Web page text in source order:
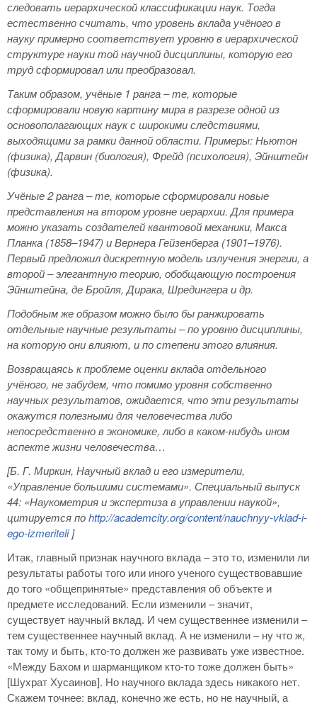
следовать иерархической классификации наук. Тогда
естественно считать, что уровень вклада учёного в
науку примерно соответствует уровню в иерархической
структуре науки той научной дисциплины, которую его
труд сформировал или преобразовал.
Таким образом, учёные 1 ранга – те, которые
сформировали новую картину мира в разрезе одной из
основополагающих наук с широкими следствиями,
выходящими за рамки данной области. Примеры: Ньютон
(физика), Дарвин (биология), Фрейд (психология), Эйнштейн
(физика).
Учёные 2 ранга – те, которые сформировали новые
представления на втором уровне иерархии. Для примера
можно указать создателей квантовой механики, Макса
Планка (1858–1947) и Вернера Гейзенберга (1901–1976).
Первый предложил дискретную модель излучения энергии, а
второй – элегантную теорию, обобщающую построения
Эйнштейна, де Бройля, Дирака, Шредингера и др.
Подобным же образом можно было бы ранжировать
отдельные научные результаты – по уровню дисциплины,
на которую они влияют, и по степени этого влияния.
Возвращаясь к проблеме оценки вклада отдельного
учёного, не забудем, что помимо уровня собственно
научных результатов, ожидается, что эти результаты
окажутся полезными для человечества либо
непосредственно в экономике, либо в каком-нибудь ином
аспекте жизни человечества…
[Б. Г. Миркин, Научный вклад и его измерители,
«Управление большими системами». Специальный выпуск
44: «Наукометрия и экспертиза в управлении наукой»,
цитируется поhttp://academcity.org/content/nauchnyy-vklad-i-
ego-izmeriteli]
Итак, главный признак научного вклада – это то, изменили ли
результаты работы того или иного ученого существовавшие
до того «общепринятые» представления об объекте и
предмете исследований. Если изменили – значит,
существует научный вклад. И чем существеннее изменили –
тем существеннее научный вклад. А не изменили – ну что ж,
так тому и быть, кто-то должен же развивать уже известное.
«Между Бахом и шарманщиком кто-то тоже должен быть»
[Шухрат Хусаинов]. Но научного вклада здесь никакого нет.
Скажем точнее: вклад, конечно же есть, но не научный, а